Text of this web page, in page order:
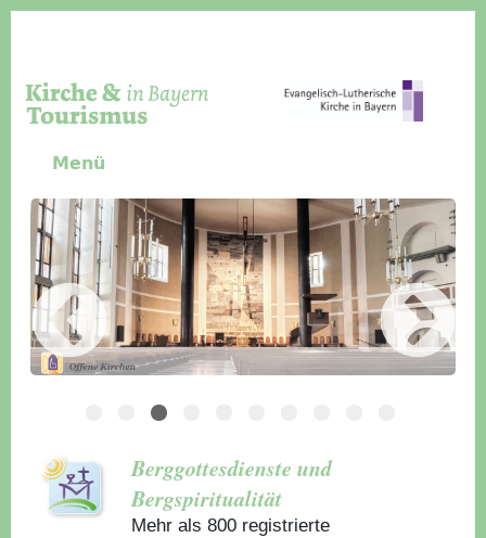
Menü
Slider Icon
Bild
Häuser für Gruppen
Berggottesdienste und
Bergspiritualität
Mehr als 800 registrierte